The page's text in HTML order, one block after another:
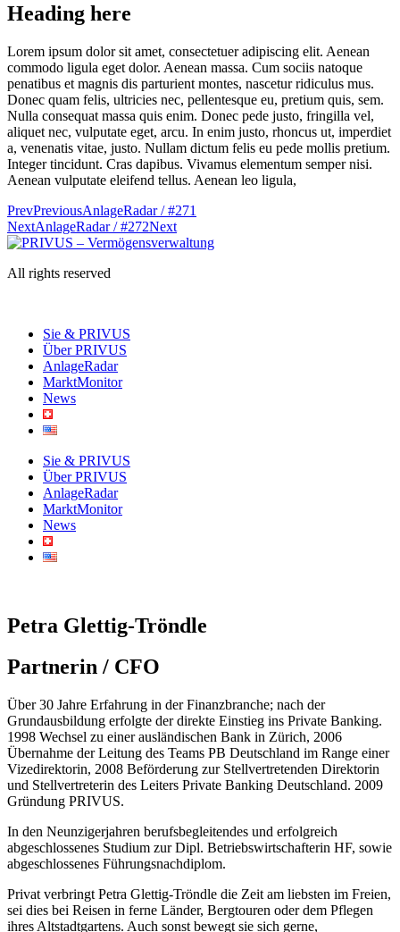
Heading here
Lorem ipsum dolor sit amet, consectetuer adipiscing elit. Aenean
commodo ligula eget dolor. Aenean massa. Cum sociis natoque
penatibus et magnis dis parturient montes, nascetur ridiculus mus.
Donec quam felis, ultricies nec, pellentesque eu, pretium quis, sem.
Nulla consequat massa quis enim. Donec pede justo, fringilla vel,
aliquet nec, vulputate eget, arcu. In enim justo, rhoncus ut, imperdiet
a, venenatis vitae, justo. Nullam dictum felis eu pede mollis pretium.
Integer tincidunt. Cras dapibus. Vivamus elementum semper nisi.
Aenean vulputate eleifend tellus. Aenean leo ligula,
PrevPreviousAnlageRadar / #271
NextAnlageRadar / #272Next
All rights reserved
Sie & PRIVUS
Über PRIVUS
AnlageRadar
MarktMonitor
News
Sie & PRIVUS
Über PRIVUS
AnlageRadar
MarktMonitor
News
Petra Glettig-Tröndle
Partnerin / CFO
Über 30 Jahre Erfahrung in der Finanzbranche; nach der
Grundausbildung erfolgte der direkte Einstieg ins Private Banking.
1998 Wechsel zu einer ausländischen Bank in Zürich, 2006
Übernahme der Leitung des Teams PB Deutschland im Range einer
Vizedirektorin, 2008 Beförderung zur Stellvertretenden Direktorin
und Stellvertreterin des Leiters Private Banking Deutschland. 2009
Gründung PRIVUS.
In den Neunzigerjahren berufsbegleitendes und erfolgreich
abgeschlossenes Studium zur Dipl. Betriebswirtschafterin HF, sowie
abgeschlossenes Führungsnachdiplom.
Privat verbringt Petra Glettig-Tröndle die Zeit am liebsten im Freien,
sei dies bei Reisen in ferne Länder, Bergtouren oder dem Pflegen
ihres Altstadtgartens. Auch sonst bewegt sie sich gerne,